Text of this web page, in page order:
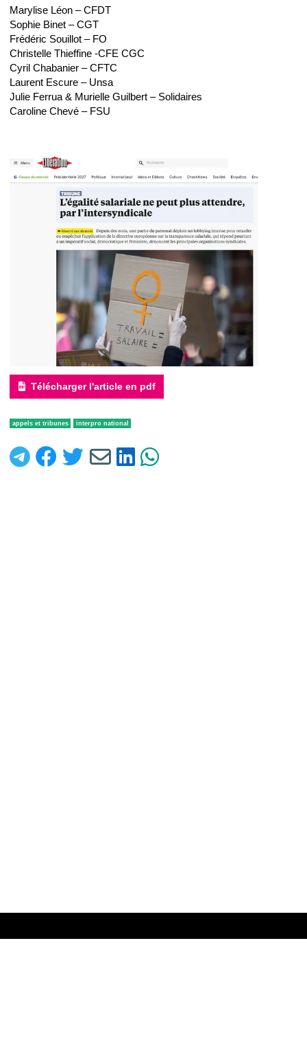
Marylise Léon – CFDT
Sophie Binet – CGT
Frédéric Souillot – FO
Christelle Thieffine -CFE CGC
Cyril Chabanier – CFTC
Laurent Escure – Unsa
Julie Ferrua & Murielle Guilbert – Solidaires
Caroline Chevé – FSU
Télécharger l'article en pdf
appels et tribunes interpro national